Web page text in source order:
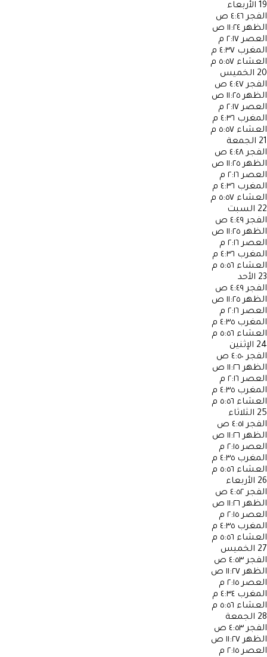
19 الأربعاء
الفجر ٤:٤٦ ص
الظهر ١١:٢٤ ص
العصر ٢:١٧ م
المغرب ٤:٣٧ م
العشاء ٥:٥٧ م
20 الخميس
الفجر ٤:٤٧ ص
الظهر ١١:٢٥ ص
العصر ٢:١٧ م
المغرب ٤:٣٦ م
العشاء ٥:٥٧ م
21 الجمعة
الفجر ٤:٤٨ ص
الظهر ١١:٢٥ ص
العصر ٢:١٦ م
المغرب ٤:٣٦ م
العشاء ٥:٥٧ م
22 السبت
الفجر ٤:٤٩ ص
الظهر ١١:٢٥ ص
العصر ٢:١٦ م
المغرب ٤:٣٦ م
العشاء ٥:٥٦ م
23 الأحد
الفجر ٤:٤٩ ص
الظهر ١١:٢٥ ص
العصر ٢:١٦ م
المغرب ٤:٣٥ م
العشاء ٥:٥٦ م
24 الإثنين
الفجر ٤:٥٠ ص
الظهر ١١:٢٦ ص
العصر ٢:١٦ م
المغرب ٤:٣٥ م
العشاء ٥:٥٦ م
25 الثلاثاء
الفجر ٤:٥١ ص
الظهر ١١:٢٦ ص
العصر ٢:١٥ م
المغرب ٤:٣٥ م
العشاء ٥:٥٦ م
26 الأربعاء
الفجر ٤:٥٢ ص
الظهر ١١:٢٦ ص
العصر ٢:١٥ م
المغرب ٤:٣٥ م
العشاء ٥:٥٦ م
27 الخميس
الفجر ٤:٥٣ ص
الظهر ١١:٢٧ ص
العصر ٢:١٥ م
المغرب ٤:٣٤ م
العشاء ٥:٥٦ م
28 الجمعة
الفجر ٤:٥٣ ص
الظهر ١١:٢٧ ص
العصر ٢:١٥ م